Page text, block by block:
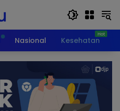
Nasional Kesehatan